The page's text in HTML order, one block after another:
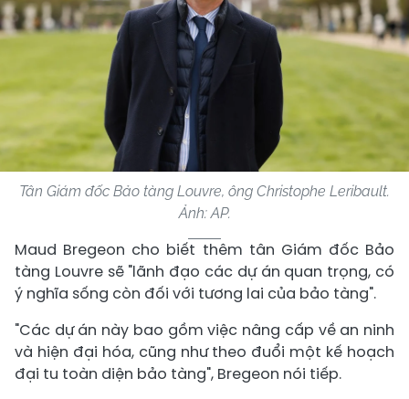
Tân Giám đốc Bảo tàng Louvre, ông Christophe Leribault.
Ảnh: AP.
Maud Bregeon cho biết thêm tân Giám đốc Bảo
tàng Louvre sẽ "lãnh đạo các dự án quan trọng, có
ý nghĩa sống còn đối với tương lai của bảo tàng".
"Các dự án này bao gồm việc nâng cấp về an ninh
và hiện đại hóa, cũng như theo đuổi một kế hoạch
đại tu toàn diện bảo tàng", Bregeon nói tiếp.